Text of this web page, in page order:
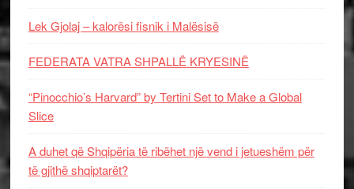
Lek Gjolaj – kalorësi fisnik i Malësisë
FEDERATA VATRA SHPALLË KRYESINË
“Pinocchio’s Harvard” by Tertini Set to Make a Global
Slice
A duhet që Shqipëria të ribëhet një vend i jetueshëm për
të gjithë shqiptarët?